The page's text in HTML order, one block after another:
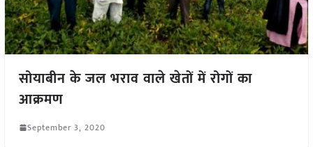
सोयाबीन के जल भराव वाले खेतों में रोगों का
आक्रमण
September 3, 2020